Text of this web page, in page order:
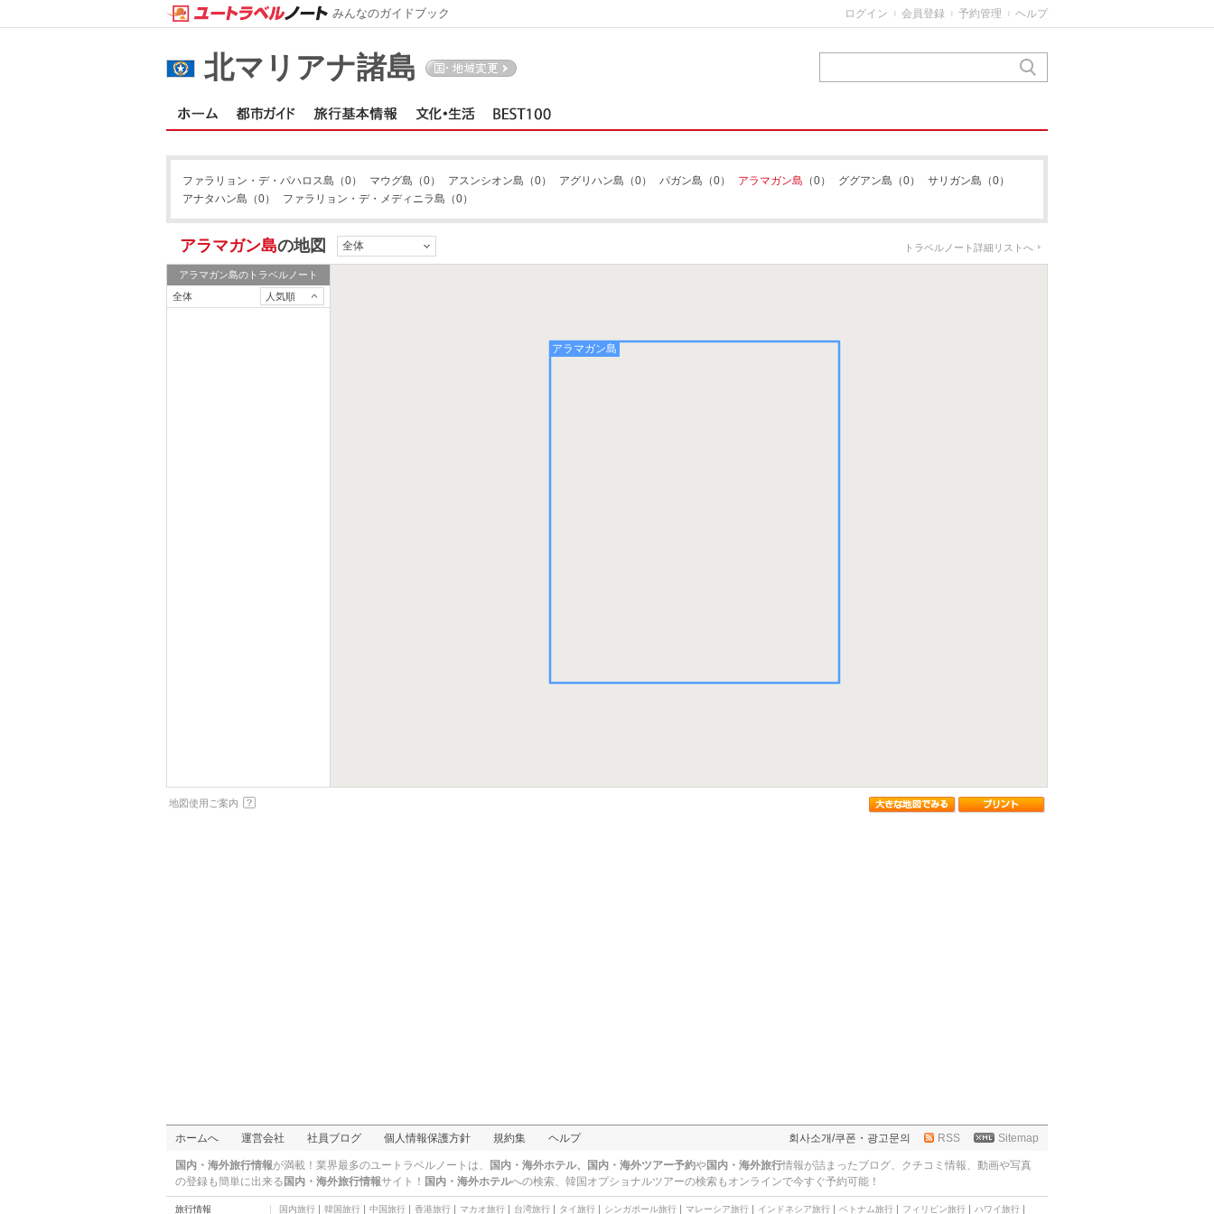
北マリアナ諸島
ファラリョン・デ・パハロス島 （0） マウグ島 （0） アスンシオン島 （0） アグリハン島 （0） パガン島 （0） アラマガン島 （0） ググアン島 （0） サリガン島 （0）
アナタハン島 （0） ファラリョン・デ・メディニラ島 （0）
アラマガン島の地図 全体 トラベルノート詳細リストへ
アラマガン島のトラベルノート
全体
人気順
アラマガン島
地図使用ご案内
みんなのガイドブック ログイン 会員登録 予約管理 ヘルプ
ホームへ 運営会社 社員ブログ 個人情報保護方針 規約集 ヘルプ 회사소개/쿠폰・광고문의 RSS Sitemap
国内・海外旅行情報が満載！業界最多のユートラベルノートは、 国内・海外ホテル、国内・海外ツアー予約や国内・海外旅行情報が詰まったブログ、クチコミ情報、動画や写真
の登録も簡単に出来る 国内・海外旅行情報サイト！ 国内・海外ホテルへの検索、 韓国オプショナルツアーの検索もオンラインで今すぐ予約可能！
旅行情報 国内旅行 韓国旅行 中国旅行 香港旅行 マカオ旅行 台湾旅行 タイ旅行 シンガポール旅行 マレーシア旅行 インドネシア旅行 ベトナム旅行 フィリピン旅行 ハワイ旅行